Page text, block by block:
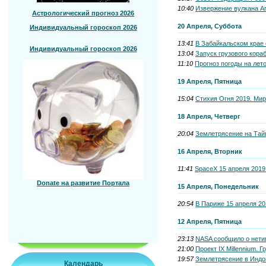
Астрологический прогноз 2026
Индивидуальный гороскоп 2026
Индивидуальный гороскоп 2026
Donate на развитие Портала
Календарь
10:40 Извержение вулкана
20 Апреля, Суббота
13:41 В Забайкальском
13:04 Запуск грузового
11:10 Прогноз погоды на
19 Апреля, Пятница
15:04 Стихия Огня 2019.
18 Апреля, Четверг
20:04 Землетрясение на
16 Апреля, Вторник
11:41 SpaceX 15 апреля
15 Апреля, Понедельник
20:54 В Париже 15 апреля
12 Апреля, Пятница
23:13 NASA сообщило о
21:00 Проект IX Millennium.
19:57 Землетрясение в